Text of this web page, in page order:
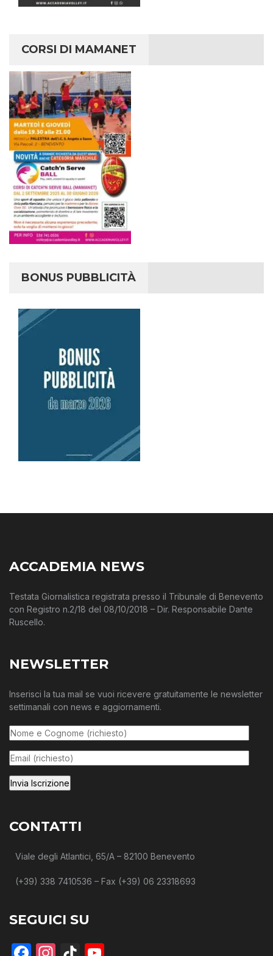
CORSI DI MAMANET
BONUS PUBBLICITÀ
ACCADEMIA NEWS
Testata Giornalistica registrata presso il Tribunale di Benevento
con Registro n.2/18 del 08/10/2018 – Dir. Responsabile Dante
Ruscello.
NEWSLETTER
Inserisci la tua mail se vuoi ricevere gratuitamente le newsletter
settimanali con news e aggiornamenti.
CONTATTI
Viale degli Atlantici, 65/A – 82100 Benevento
(+39) 338 7410536 – Fax (+39) 06 23318693
SEGUICI SU